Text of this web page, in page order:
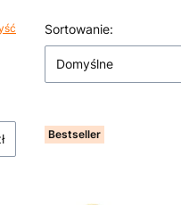
Lista
Sortowanie:
Domyślne
Bestseller